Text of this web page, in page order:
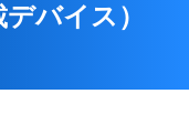
バイス）